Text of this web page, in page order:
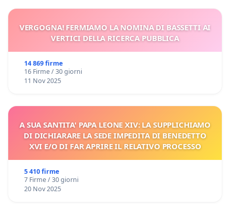
VERGOGNA! FERMIAMO LA NOMINA DI BASSETTI AI
VERTICI DELLA RICERCA PUBBLICA
14 869 firme
16 Firme / 30 giorni
11 Nov 2025
A SUA SANTITA' PAPA LEONE XIV: LA SUPPLICHIAMO
DI DICHIARARE LA SEDE IMPEDITA DI BENEDETTO
XVI E/O DI FAR APRIRE IL RELATIVO PROCESSO
5 410 firme
7 Firme / 30 giorni
20 Nov 2025